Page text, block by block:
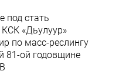
под стать
«Дьулуур»
по масс-реслингу
81-ой годовщине